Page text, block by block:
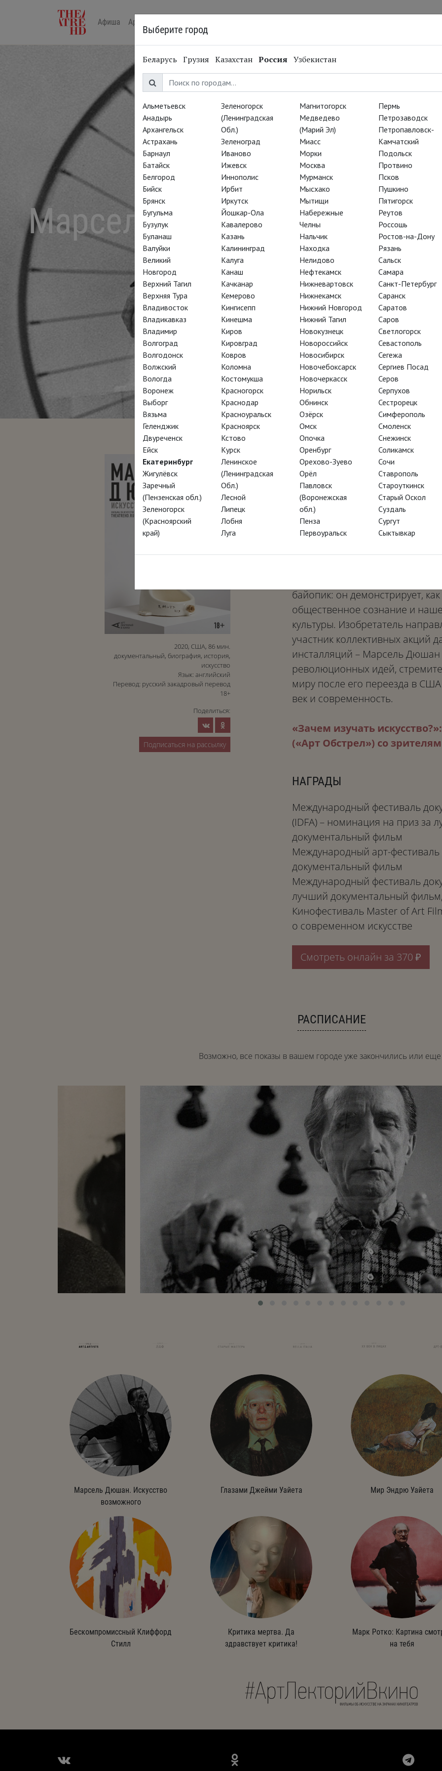
Афиша Арт-лекторий в кино
АРТ-ЛЕКТОРИЙ В КИНО
Марсель Дюшан.
Режиссёр Мэтью Тейлор
Фильм рассказывает о жизни,
общество Марселя Дюшана –
модернистов начала XX века,
скандально известного
художника. На фоне
перед нами как человек,
Данный кинотрибьют
байопик: он демонстрирует,
общественное сознание и
культуры. Изобретатель
участник коллективных акций
инсталляций – Марсель Дюшан
революционных идей,
миру после его переезда в
век и современность.
«Зачем изучать
(«Арт Обстрел») со
НАГРАДЫ
Международный фестиваль
(IDFA) – номинация на приз за
документальный фильм
Международный арт-
документальный фильм
Международный фестиваль
лучший документальный
Кинофестиваль Master of Art
о современном искусстве
Смотреть онлайн за 370 ₽
2020, США, 86 мин.
документальный, биография, история,
искусство
Язык: английский
Перевод: русский закадровый перевод
18+
Поделиться:
Подписаться на рассылку
РАСПИСАНИЕ
Возможно, все показы в вашем городе уже закончились или еще
Марсель Дюшан. Искусство
возможного
Глазами Джейми Уайета Мир Эндрю Уайета
Бескомпромиссный Клиффорд
Стилл
Критика мертва. Да
здравствует критика!
Марк Ротко: Картина
на тебя
Выберите город
Беларусь Грузия Казахстан Россия Узбекистан
Альметьевск
Анадырь
Архангельск
Астрахань
Барнаул
Батайск
Белгород
Бийск
Брянск
Бугульма
Бузулук
Буланаш
Валуйки
Великий
Новгород
Верхний Тагил
Верхняя Тура
Владивосток
Владикавказ
Владимир
Волгоград
Волгодонск
Волжский
Вологда
Воронеж
Выборг
Вязьма
Геленджик
Двуреченск
Ейск
Екатеринбург
Жигулёвск
Заречный
(Пензенская обл.)
Зеленогорск
(Красноярский
край)
Зеленогорск
(Ленинградская
Обл.)
Зеленоград
Иваново
Ижевск
Иннополис
Ирбит
Иркутск
Йошкар-Ола
Кавалерово
Казань
Калининград
Калуга
Канаш
Качканар
Кемерово
Кингисепп
Кинешма
Киров
Кировград
Ковров
Коломна
Костомукша
Красногорск
Краснодар
Красноуральск
Красноярск
Кстово
Курск
Ленинское
(Ленинградская
Обл.)
Лесной
Липецк
Лобня
Луга
Магнитогорск
Медведево
(Марий Эл)
Миасс
Морки
Москва
Мурманск
Мысхако
Мытищи
Набережные
Челны
Нальчик
Находка
Нелидово
Нефтекамск
Нижневартовск
Нижнекамск
Нижний Новгород
Нижний Тагил
Новокузнецк
Новороссийск
Новосибирск
Новочебоксарск
Новочеркасск
Норильск
Обнинск
Озёрск
Омск
Опочка
Оренбург
Орехово-Зуево
Орёл
Павловск
(Воронежская
обл.)
Пенза
Первоуральск
Пермь
Петрозаводск
Петропавловск-
Камчатский
Подольск
Протвино
Псков
Пушкино
Пятигорск
Реутов
Россошь
Ростов-на-Дону
Рязань
Сальск
Самара
Санкт-Петербург
Саранск
Саратов
Саров
Светлогорск
Севастополь
Сегежа
Сергиев Посад
Серов
Серпухов
Сестрорецк
Симферополь
Смоленск
Снежинск
Соликамск
Сочи
Ставрополь
Староуткинск
Старый Оскол
Суздаль
Сургут
Сыктывкар